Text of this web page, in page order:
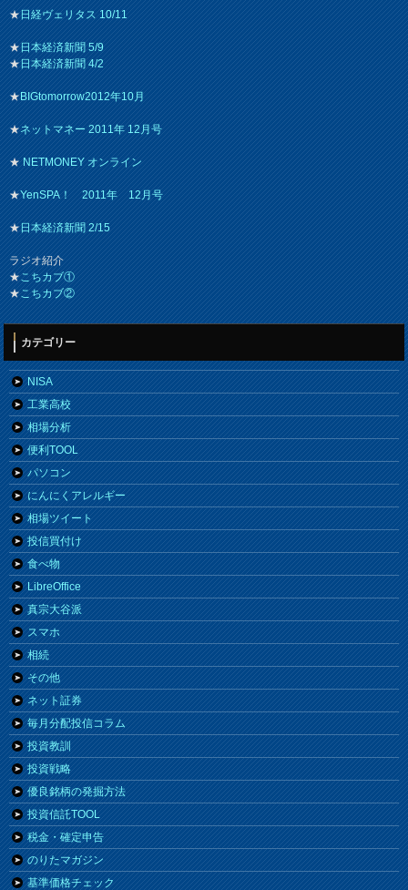
★日経ヴェリタス 10/11
★日本経済新聞 5/9
★日本経済新聞 4/2
★BIGtomorrow2012年10月
★ネットマネー 2011年 12月号
★NETMONEY オンライン
★YenSPA！ 2011年 12月号
★日本経済新聞 2/15
ラジオ紹介
★こちカブ①
★こちカブ②
カテゴリー
NISA
工業高校
相場分析
便利TOOL
パソコン
にんにくアレルギー
相場ツイート
投信買付け
食べ物
LibreOffice
真宗大谷派
スマホ
相続
その他
ネット証券
毎月分配投信コラム
投資教訓
投資戦略
優良銘柄の発掘方法
投資信託TOOL
税金・確定申告
のりたマガジン
基準価格チェック